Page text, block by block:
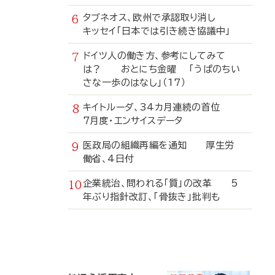
タブネオス、欧州で承認取り消し
キッセイ「日本では引き続き協議中」
ドイツ人の働き方、参考にしてみて
は？ おとにち金曜 「うぱのちい
さな一歩のはなし」（17）
キイトルーダ、34カ月連続の首位
7月度・エンサイスデータ
医政局の組織再編を通知 厚生労
働省、4日付
企業統治、問われる「質」の改革 5
年ぶり指針改訂、「骨抜き」批判も